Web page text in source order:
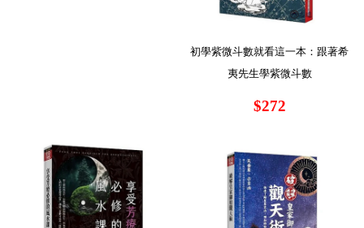
初學紫微斗數就看這一本：跟著希
夷先生學紫微斗數
$272